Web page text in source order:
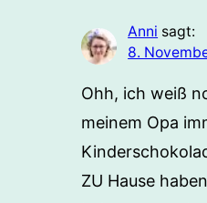
Anni sagt:
8.
Ohh, ich weiß
meinem Opa
ZU Hause